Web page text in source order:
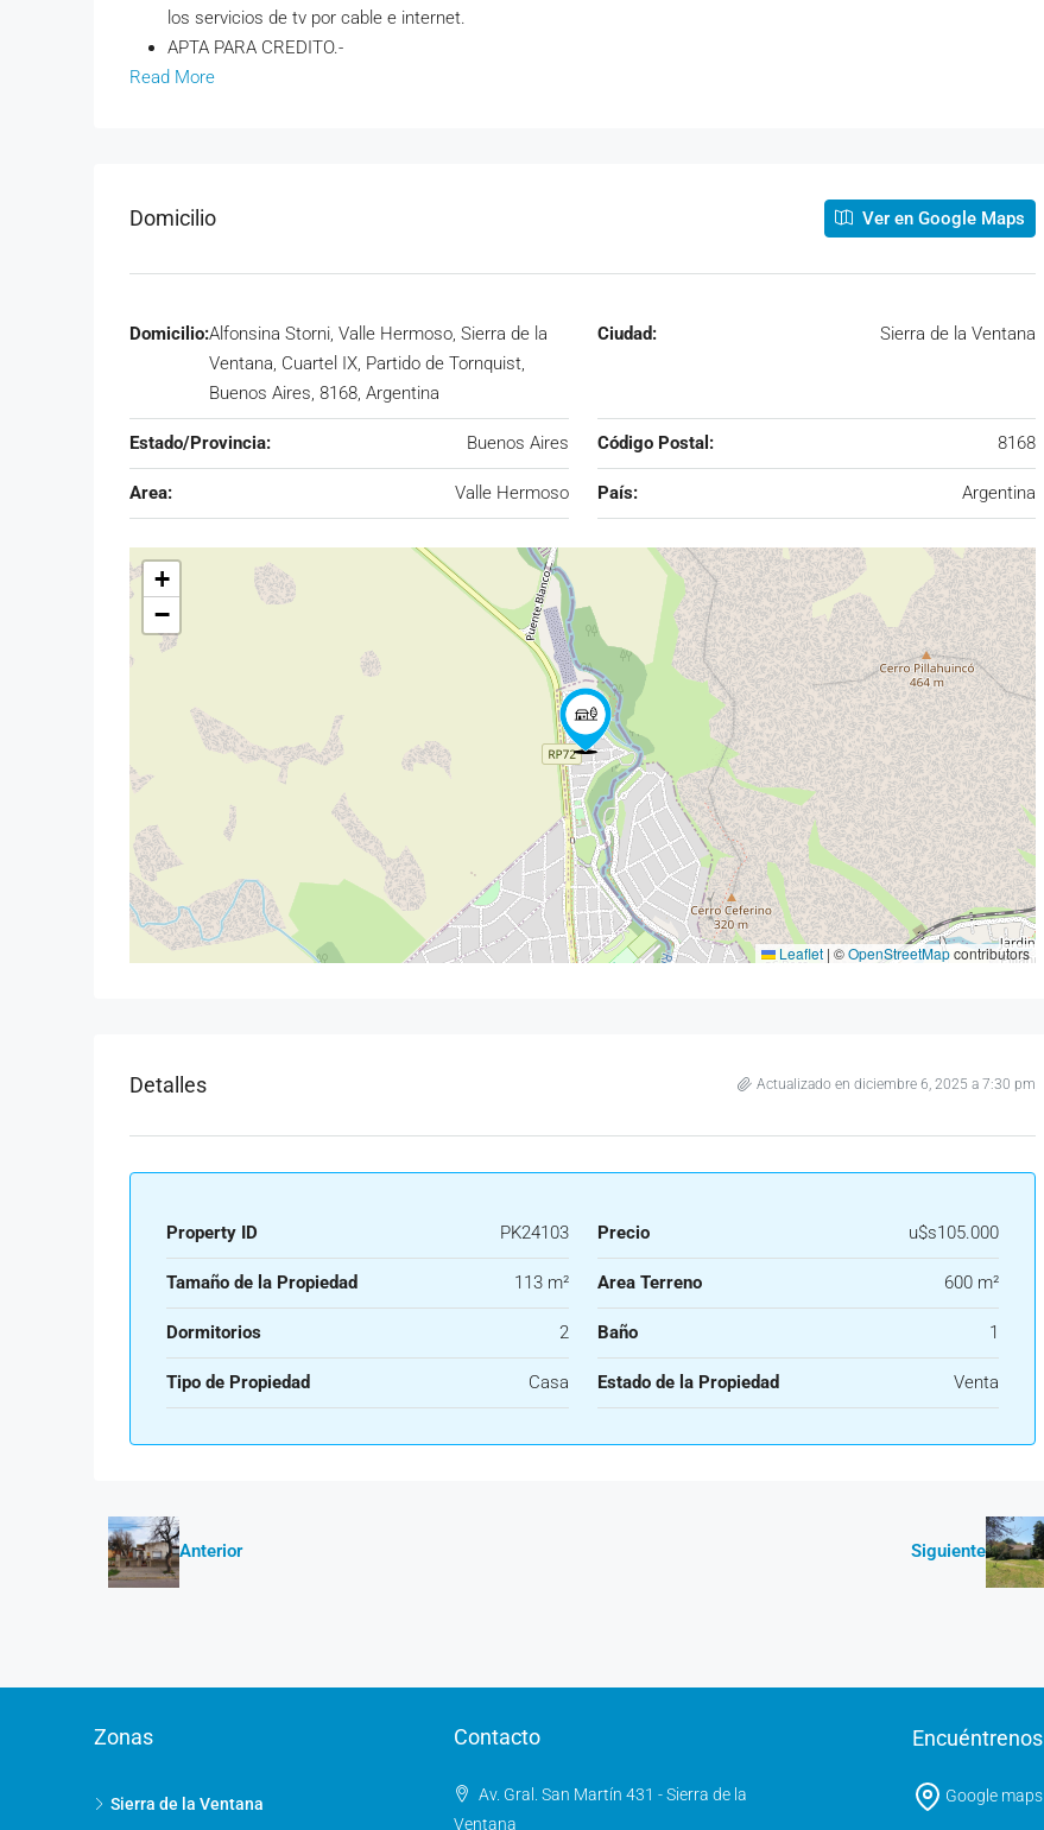
los servicios de tv por cable e internet.
APTA PARA CREDITO.-
Read More
Domicilio Ver en Google Maps
Domicilio:Alfonsina Storni, Valle Hermoso, Sierra de la
Ventana, Cuartel IX, Partido de Tornquist,
Buenos Aires, 8168, Argentina
Ciudad: Sierra de la Ventana
Estado/Provincia: Buenos Aires Código Postal: 8168
Area: Valle Hermoso País: Argentina
+
−
Leaflet | ©OpenStreetMapcontributors
Detalles Actualizado en diciembre 6, 2025 a 7:30 pm
Property ID PK24103 Precio u$s105.000
Tamaño de la Propiedad 113 m² Area Terreno 600 m²
Dormitorios 2 Baño 1
Tipo de Propiedad Casa Estado de la Propiedad Venta
Anterior Siguiente
Zonas
Sierra de la Ventana
Contacto
Av. Gral. San Martín 431 - Sierra de la
Ventana
Encuéntrenos
Google maps